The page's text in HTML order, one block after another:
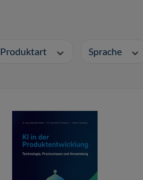
Produktart Sprache